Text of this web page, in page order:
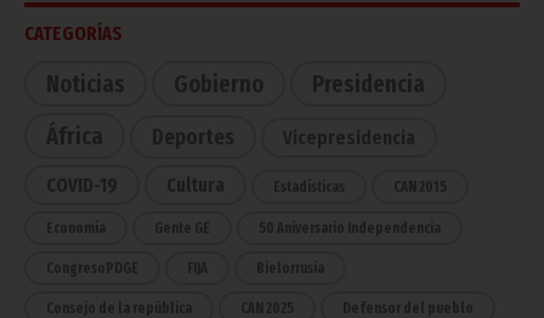
CATEGORÍAS
Noticias Gobierno
Presidencia
África
Deportes Vicepresidencia
COVID-19 Cultura Estadísticas CAN 2015
Economía Gente GE 50 Aniversario Independencia
CongresoPDGE FIJA Bielorrusia
Consejo de la república CAN 2025 Defensor del pueblo